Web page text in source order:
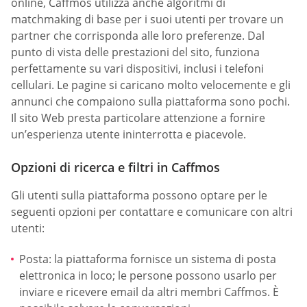
online, Caffmos utilizza anche algoritmi di
matchmaking di base per i suoi utenti per trovare un
partner che corrisponda alle loro preferenze. Dal
punto di vista delle prestazioni del sito, funziona
perfettamente su vari dispositivi, inclusi i telefoni
cellulari. Le pagine si caricano molto velocemente e gli
annunci che compaiono sulla piattaforma sono pochi.
Il sito Web presta particolare attenzione a fornire
un’esperienza utente ininterrotta e piacevole.
Opzioni di ricerca e filtri in Caffmos
Gli utenti sulla piattaforma possono optare per le
seguenti opzioni per contattare e comunicare con altri
utenti:
Posta: la piattaforma fornisce un sistema di posta
elettronica in loco; le persone possono usarlo per
inviare e ricevere email da altri membri Caffmos. È